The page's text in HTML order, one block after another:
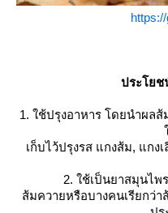
ประโย
1. ใช้ปรุงอาหาร โดยนำผล
เก็บไว้ปรุงรส แกงส้ม, แกง
2. ใช้เป็นยาสมุนไ
ส้มควายหรือบางคนเรียกว่